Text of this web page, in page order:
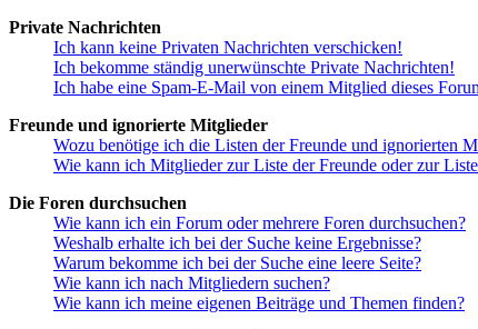
Private Nachrichten
Ich kann keine Privaten Nachrichten verschicken!
Ich bekomme ständig unerwünschte Private Nachrichten!
Ich habe eine Spam-E-Mail von einem Mitglied dieses
Freunde und ignorierte Mitglieder
Wozu benötige ich die Listen der Freunde und ignorierten
Wie kann ich Mitglieder zur Liste der Freunde oder zur
Die Foren durchsuchen
Wie kann ich ein Forum oder mehrere Foren durchsuchen?
Weshalb erhalte ich bei der Suche keine Ergebnisse?
Warum bekomme ich bei der Suche eine leere Seite?
Wie kann ich nach Mitgliedern suchen?
Wie kann ich meine eigenen Beiträge und Themen finden?